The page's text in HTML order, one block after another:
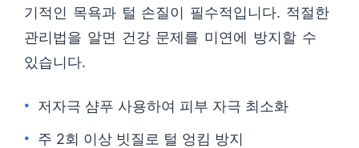
기적인 목욕과 털 손질이 필수적입니다. 적절한
관리법을 알면 건강 문제를 미연에 방지할 수
있습니다.
저자극 샴푸 사용하여 피부 자극 최소화
주 2회 이상 빗질로 털 엉킴 방지